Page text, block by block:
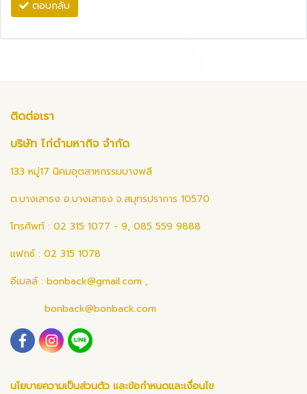
ตอบกลับ
ติดต่อเรา
บริษัท ไก่ดำมหากิจ จำกัด
133 หมู่17 นิคมอุตสาหกรรมบางพลี
ต.บางเสาธง อ.บางเสาธง จ.สมุทรปราการ 10570
โทรศัพท์ : 02 315 1077 - 9, 085 559 9888
แฟกซ์ : 02 315 1078
อีเมลล์ : bonback@gmail.com ,
bonback@bonback.com
นโยบายความเป็นส่วนตัว และข้อกำหนดและเงื่อนไข